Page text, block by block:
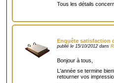
Tous les détails
Enquête satisfaction
publié le 15/10/2012 dans
Bonjour à tous,
L'année se termine
retourner vos